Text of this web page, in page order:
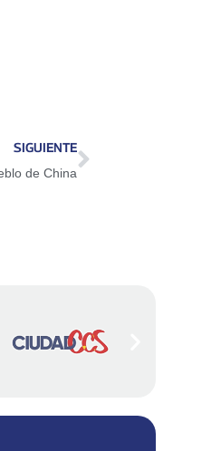
SIGUIENTE
de China